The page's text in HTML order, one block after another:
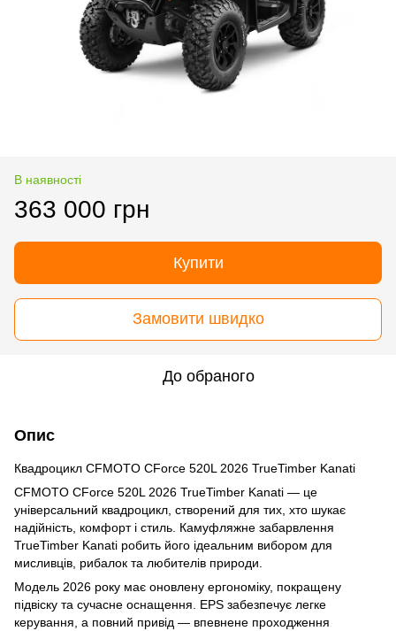
В наявності
363 000 грн
Купити
Замовити швидко
До обраного
Опис
Квадроцикл CFMOTO CForce 520L 2026 TrueTimber Kanati
CFMOTO CForce 520L 2026 TrueTimber Kanati — це
універсальний квадроцикл, створений для тих, хто шукає
надійність, комфорт і стиль. Камуфляжне забарвлення
TrueTimber Kanati робить його ідеальним вибором для
мисливців, рибалок та любителів природи.
Модель 2026 року має оновлену ергономіку, покращену
підвіску та сучасне оснащення. EPS забезпечує легке
керування, а повний привід — впевнене проходження